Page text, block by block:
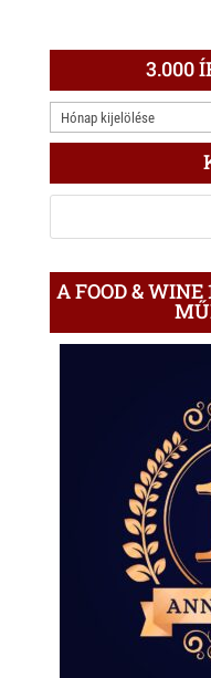
s
A
p
r
e
b
k
3.000
3.000
ÍRÁS
A FOOD &